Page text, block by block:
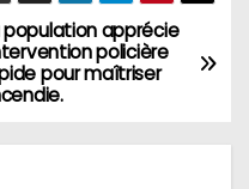
population apprécie
policière
pour maîtriser